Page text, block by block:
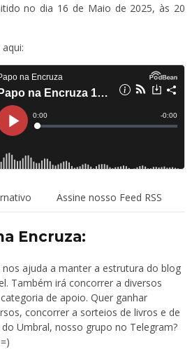
no dia 16 de Maio de 2025, às 20
Assine nosso Feed RSS
Encruza:
ajuda a manter a estrutura do blog
Também irá concorrer a diversos
de apoio. Quer ganhar
concorrer a sorteios de livros e de
Umbral, nosso grupo no Telegram?